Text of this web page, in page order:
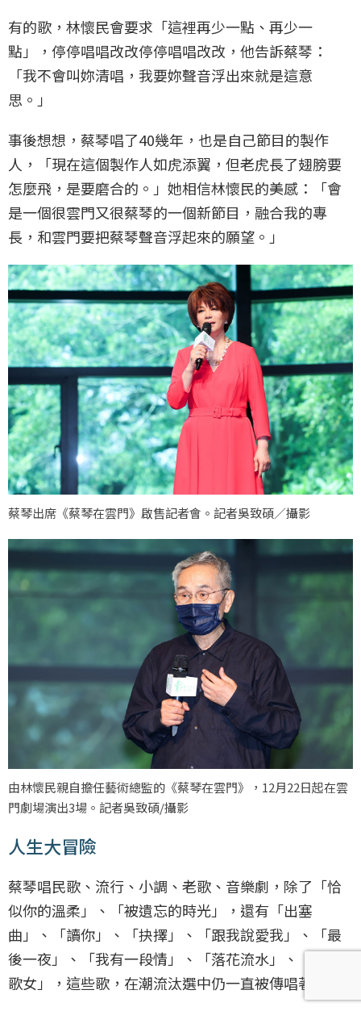
有的歌，林懷民會要求「這裡再少一點、再少一
點」，停停唱唱改改停停唱唱改改，他告訴蔡琴：
「我不會叫妳清唱，我要妳聲音浮出來就是這意
思。」
事後想想，蔡琴唱了40幾年，也是自己節目的製作
人，「現在這個製作人如虎添翼，但老虎長了翅膀要
怎麼飛，是要磨合的。」她相信林懷民的美感：「會
是一個很雲門又很蔡琴的一個新節目，融合我的專
長，和雲門要把蔡琴聲音浮起來的願望。」
蔡琴出席《蔡琴在雲門》啟售記者會。記者吳致碩／攝影
由林懷民親自擔任藝術總監的《蔡琴在雲門》，12月22日起在雲
門劇場演出3場。記者吳致碩/攝影
人生大冒險
蔡琴唱民歌、流行、小調、老歌、音樂劇，除了「恰
似你的溫柔」、「被遺忘的時光」，還有「出塞
曲」、「讀你」、「抉擇」、「跟我說愛我」、「最
後一夜」、「我有一段情」、「落花流水」、「天涯
歌女」，這些歌，在潮流汰選中仍一直被傳唱著。